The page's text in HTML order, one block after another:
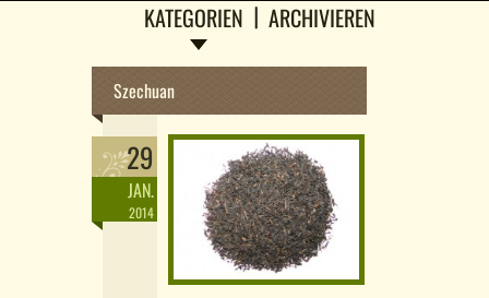
KATEGORIEN ARCHIVIEREN
Szechuan
29
JAN.
2014